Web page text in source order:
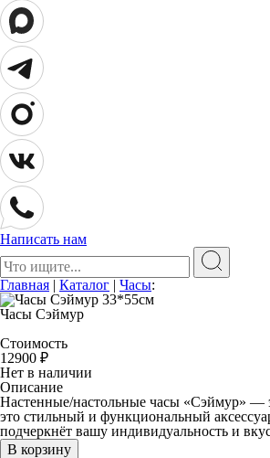
Написать нам
Поиск:
Главная | Каталог | Часы:
Часы Сэймур
Стоимость
12900 ₽
Нет в наличии
Описание
Настенные/настольные часы «Сэймур» —
это стильный и функциональный
подчеркнёт вашу индивидуальность и
В корзину